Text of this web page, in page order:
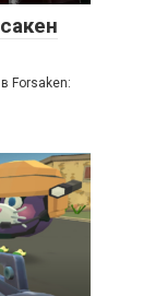
Forsaken: